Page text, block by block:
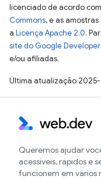
licenciado de acordo
Commons, e as
a Licença Apache 2.0.
site do Google
e/ou afiliadas.
Última atualização 2025-
Queremos ajudar
acessíveis, rápidos e
funcionem em vários